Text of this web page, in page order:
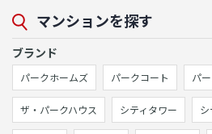
マンションを探す
ブランド
パークホームズ パークコート パ
ザ・パークハウス シティタワー